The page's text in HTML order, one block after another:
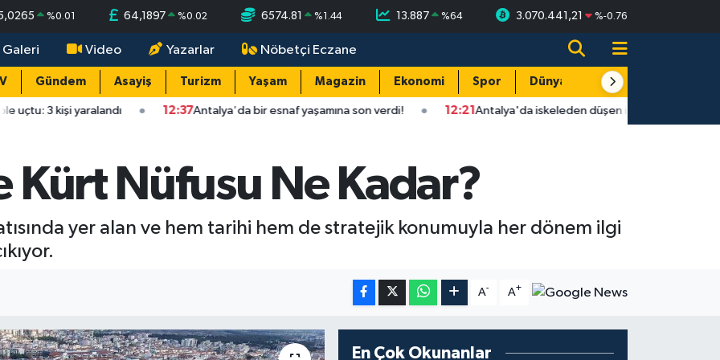
%0.01 64,1897 %0.02 6574.81 %1.44 13.887 %64 3.070.441,21 %-0.76
Galeri Video Yazarlar Nöbetçi Eczane
Gündem Asayiş Turizm Yaşam Magazin Ekonomi Spor Dünya Resmi Reklamlar
yaralandı 12:37 Antalya'da bir esnaf yaşamına son verdi! 12:21 Antalya'da iskeleden düşen işçi hayatını kaybetti!
Kürt Nüfusu Ne Kadar?
yer alan ve hem tarihi hem de stratejik konumuyla her dönem ilgi
A- A+
En Çok Okunanlar